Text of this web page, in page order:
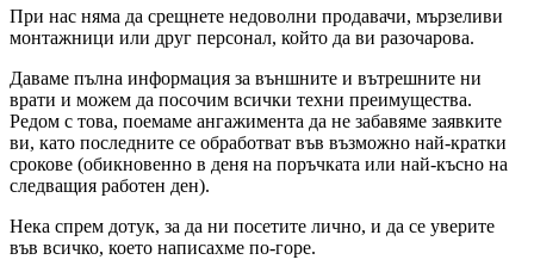
При нас няма да срещнете недоволни продавачи, мързеливи
монтажници или друг персонал, който да ви разочарова.
Даваме пълна информация за външните и вътрешните ни
врати и можем да посочим всички техни преимущества.
Редом с това, поемаме ангажимента да не забавяме заявките
ви, като последните се обработват във възможно най-кратки
срокове (обикновенно в деня на поръчката или най-късно на
следващия работен ден).
Нека спрем дотук, за да ни посетите лично, и да се уверите
във всичко, което написахме по-горе.